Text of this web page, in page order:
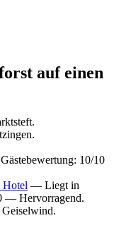
auf einen
10/10
Hotel — Liegt in
— Hervorragend.